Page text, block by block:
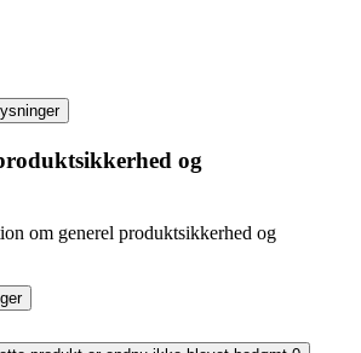
og
om generel produktsikkerhed og